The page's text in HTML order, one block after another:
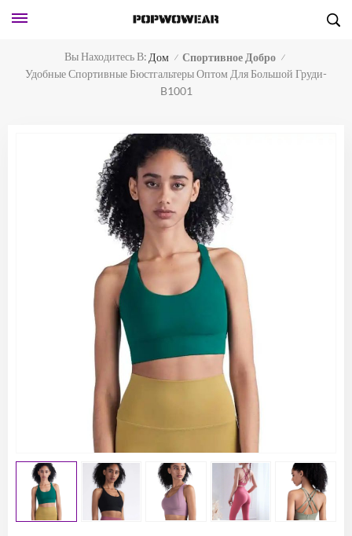
Вы Находитесь В: Дом / Спортивное Добро /
Удобные Спортивные Бюстгальтеры Оптом Для Большой Груди-
B1001